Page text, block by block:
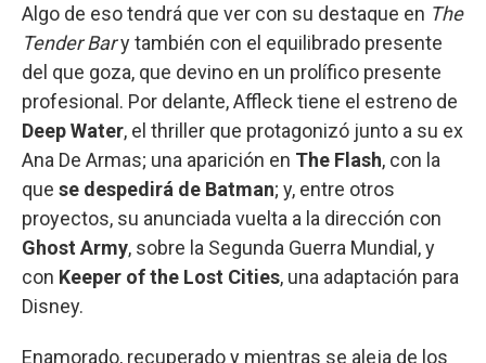
Algo de eso tendrá que ver con su destaque en The
Tender Bary también con el equilibrado presente
del que goza, que devino en un prolífico presente
profesional. Por delante, Affleck tiene el estreno de
Deep Water, el thriller que protagonizó junto a su ex
Ana De Armas; una aparición en The Flash, con la
que se despedirá de Batman; y, entre otros
proyectos, su anunciada vuelta a la dirección con
Ghost Army, sobre la Segunda Guerra Mundial, y
con Keeper of the Lost Cities, una adaptación para
Disney.
Enamorado, recuperado y mientras se aleja de los